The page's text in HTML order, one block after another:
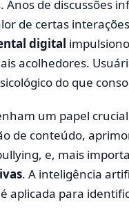
Anos de discussões
de certas
digital
acolhedores.
do que
um papel
de conteúdo,
e, mais
. A inteligência
aplicada para